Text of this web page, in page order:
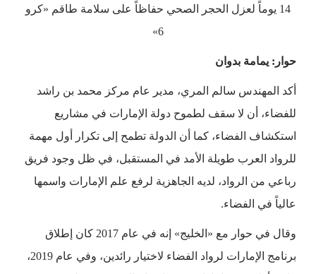
14 يوماً لعزل الحجر الصحي حفاظاً على سلامة طاقم «كرو
6»
حوار: يمامة بدوان
أكد المهندس سالم المري، مدير عام مركز محمد بن راشد
للفضاء، أن لا سقف لطموح دولة الإمارات في مشاريع
استكشاف الفضاء، كما أن الدولة تطمح إلى تكرار أول مهمة
للرواد العرب طويلة الأمد في المستقبل، في ظل وجود فريق
رباعي من الرواد، لديه الجاهزية لرفع علم الإمارات واسمها
عالياً في الفضاء.
وقال في حوار مع «الخليج» إنه في عام 2017 كان إطلاق
برنامج الإمارات لرواد الفضاء لاختيار رائدين، وفي عام 2019،